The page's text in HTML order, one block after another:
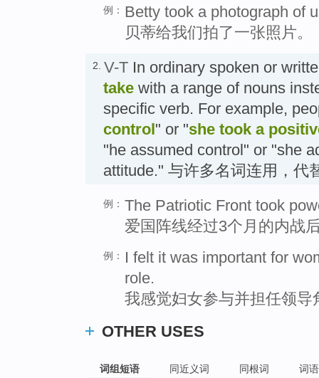
例： Betty took a photograph of
贝蒂给我们拍了一张照片。
2. V-T In ordinary spoken or
take with a range of nouns
specific verb. For example,
control" or "she took a
"he assumed control" or "she
attitude." 与许多名词连用，代
例： The Patriotic Front took
爱国阵线经过3个月的内战
例：
I felt it was important for
role.
我感觉妇女参与并担任领导
OTHER USES
词组短语 同近义词 同根词 词